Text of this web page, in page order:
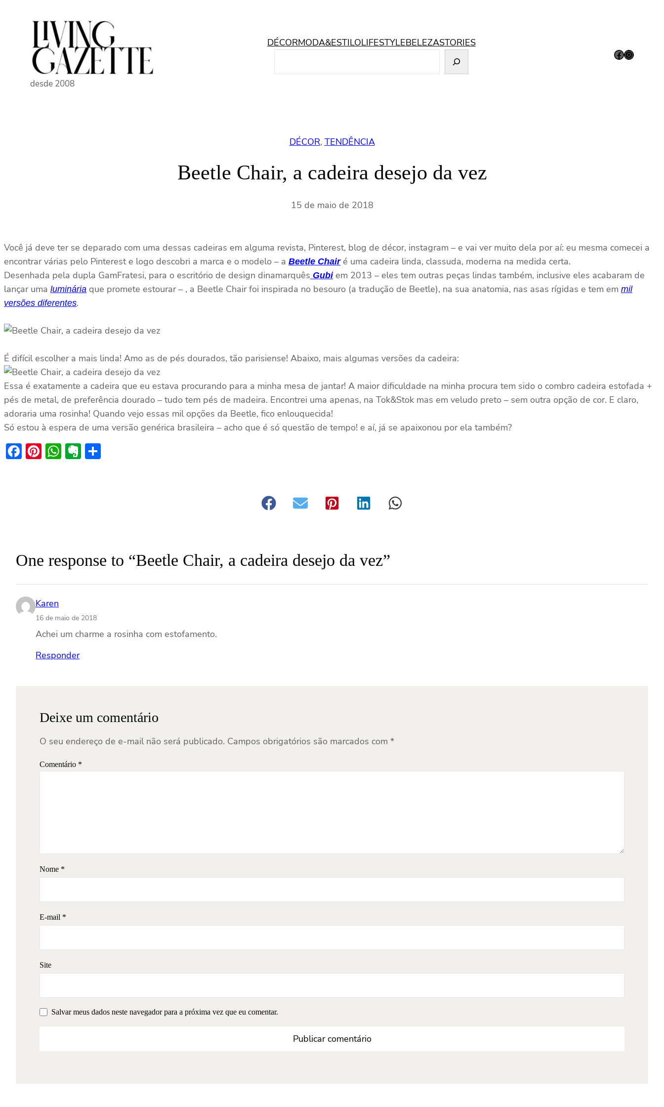
conteúdo
desde 2008
DÉCORMODA&ESTILOLIFESTYLEBELEZASTORIES
Facebook Instagram
DÉCOR, TENDÊNCIA
Beetle Chair, a cadeira desejo da vez
15 de maio de 2018
Você já deve ter se deparado com uma dessas cadeiras em alguma revista, Pinterest, blog de décor, instagram – e vai ver muito dela por aí: eu mesma comecei a
encontrar várias pelo Pinterest e logo descobri a marca e o modelo – a Beetle Chairé uma cadeira linda, classuda, moderna na medida certa.
Desenhada pela dupla GamFratesi, para o escritório de design dinamarquês Gubiem 2013 – eles tem outras peças lindas também, inclusive eles acabaram de
lançar uma luminária que promete estourar – , a Beetle Chair foi inspirada no besouro (a tradução de Beetle), na sua anatomia, nas asas rígidas e tem em mil
versões diferentes.
É difícil escolher a mais linda! Amo as de pés dourados, tão parisiense! Abaixo, mais algumas versões da cadeira:
Essa é exatamente a cadeira que eu estava procurando para a minha mesa de jantar! A maior dificuldade na minha procura tem sido o combro cadeira estofada +
pés de metal, de preferência dourado – tudo tem pés de madeira. Encontrei uma apenas, na Tok&Stok mas em veludo preto – sem outra opção de cor. E claro,
adoraria uma rosinha! Quando vejo essas mil opções da Beetle, fico enlouquecida!
Só estou à espera de uma versão genérica brasileira – acho que é só questão de tempo! e aí, já se apaixonou por ela também?
Facebook
Pinterest
WhatsApp
Evernote
One response to “Beetle Chair, a cadeira desejo da vez”
Karen
16 de maio de 2018
Achei um charme a rosinha com estofamento.
Responder
Deixe um comentário
O seu endereço de e-mail não será publicado. Campos obrigatórios são marcados com *
Comentário *
Nome *
E-mail *
Site
Salvar meus dados neste navegador para a próxima vez que eu comentar.